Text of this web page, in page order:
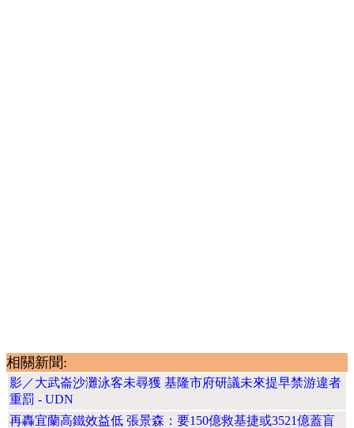
相關新聞:
影／大武崙沙灘泳客未尋獲 基隆市府研議未來提早禁游違者
重罰 - UDN
再轟宜蘭高鐵效益低 張景森：要150億救基捷或3521億蓋盲